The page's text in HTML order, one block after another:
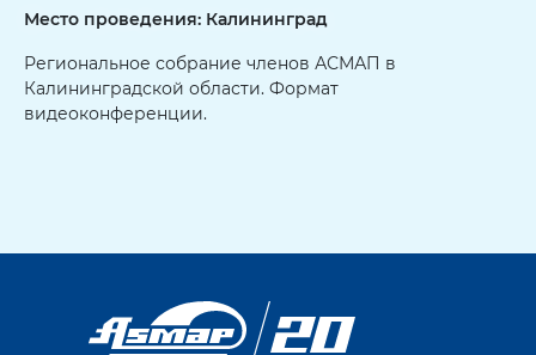
Место проведения: Калининград
Региональное собрание членов АСМАП в
Калининградской области. Формат
видеоконференции.